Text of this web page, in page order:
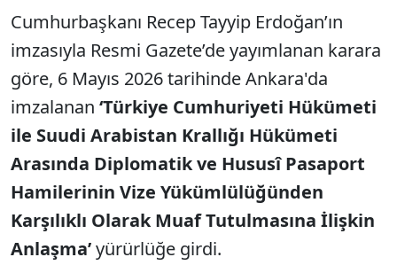
Cumhurbaşkanı Recep Tayyip Erdoğan’ın
imzasıyla Resmi Gazete’de yayımlanan karara
göre, 6 Mayıs 2026 tarihinde Ankara'da
imzalanan ‘Türkiye Cumhuriyeti Hükümeti
ile Suudi Arabistan Krallığı Hükümeti
Arasında Diplomatik ve Hususî Pasaport
Hamilerinin Vize Yükümlülüğünden
Karşılıklı Olarak Muaf Tutulmasına İlişkin
Anlaşma’yürürlüğe girdi.